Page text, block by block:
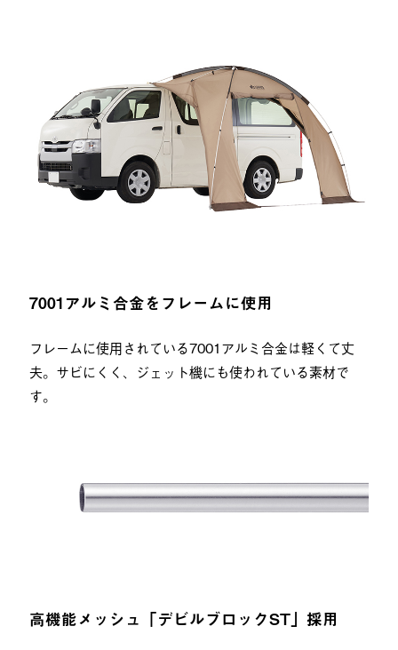
7001アルミ合金をフレームに使用
フレームに使用されている7001アルミ合金は軽くて丈
夫。サビにくく、ジェット機にも使われている素材で
す。
高機能メッシュ「デビルブロックST」採用